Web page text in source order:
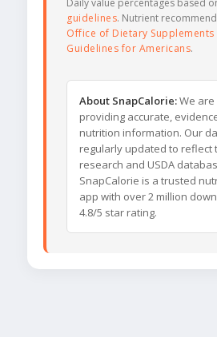
Daily value percentages based
guidelines. Nutrient
Office of Dietary Supplements
Guidelines for Americans.
About SnapCalorie:We
providing accurate,
nutrition information. Our
regularly updated to reflect
research and USDA
SnapCalorie is a trusted
app with over 2 million
4.8/5 star rating.